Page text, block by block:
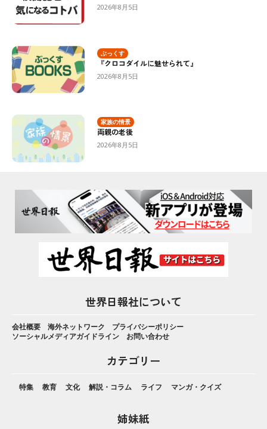
2026年8月5日
ぶっくす
『クロコダイルに魅せられて』
2026年8月5日
家族の情景
両親の老後
2026年8月5日
世界日報社について
会社概要 海外ネットワーク
プライバシーポリシー
ソーシャルメディアガイドライン
お問い合わせ
カテゴリー
特集 教育 文化 解説・コラム ライフ マンガ・クイズ
姉妹紙